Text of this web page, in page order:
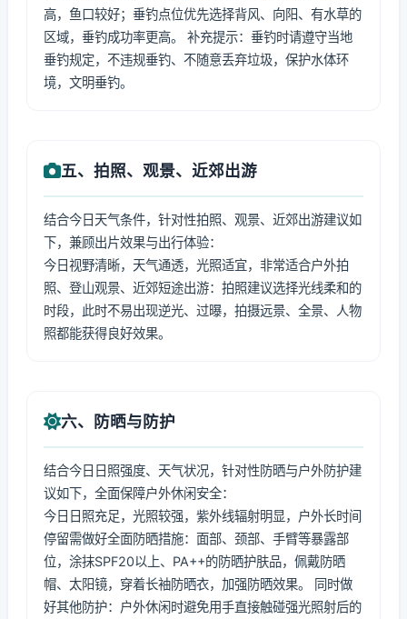
高，鱼口较好；垂钓点位优先选择背风、向阳、有水草的
区域，垂钓成功率更高。 补充提示：垂钓时请遵守当地
垂钓规定，不违规垂钓、不随意丢弃垃圾，保护水体环
境，文明垂钓。
五、拍照、观景、近郊出游
结合今日天气条件，针对性拍照、观景、近郊出游建议如
下，兼顾出片效果与出行体验：
今日视野清晰，天气通透，光照适宜，非常适合户外拍
照、登山观景、近郊短途出游：拍照建议选择光线柔和的
时段，此时不易出现逆光、过曝，拍摄远景、全景、人物
照都能获得良好效果。
六、防晒与防护
结合今日日照强度、天气状况，针对性防晒与户外防护建
议如下，全面保障户外休闲安全：
今日日照充足，光照较强，紫外线辐射明显，户外长时间
停留需做好全面防晒措施：面部、颈部、手臂等暴露部
位，涂抹SPF20以上、PA++的防晒护肤品，佩戴防晒
帽、太阳镜，穿着长袖防晒衣，加强防晒效果。 同时做
好其他防护：户外休闲时避免用手直接触碰强光照射后的